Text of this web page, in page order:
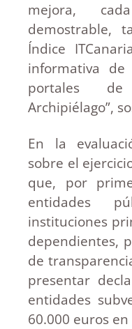
mejora,
demostrable,
Índice
informativa
portales de
Archipiélago”,
En la
sobre el
que, por
entidades
instituciones
dependientes,
de
presentar
entidades
60.000 euros